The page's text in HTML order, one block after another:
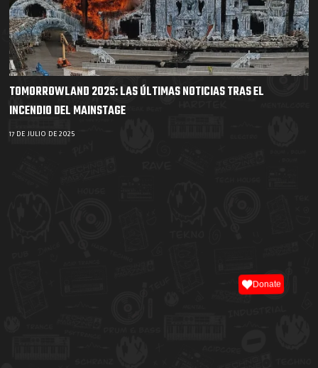
TOMORROWLAND 2025: LAS ÚLTIMAS NOTICIAS TRAS EL
INCENDIO DEL MAINSTAGE
17 DE JULIO DE 2025
Donate